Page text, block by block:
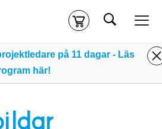
Kassa
Sök
på 11 dagar - Läs
här!